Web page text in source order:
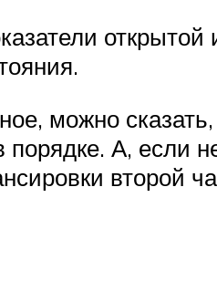
можно сказать,
порядке. А, если
второй